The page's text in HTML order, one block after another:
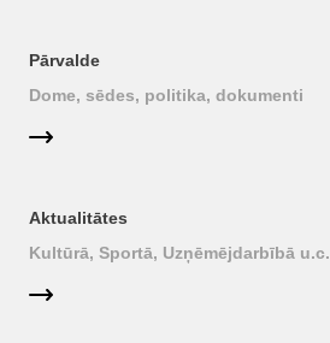
Pārvalde
Dome, sēdes, politika, dokumenti
Aktualitātes
Kultūrā, Sportā, Uzņēmējdarbībā u.c.